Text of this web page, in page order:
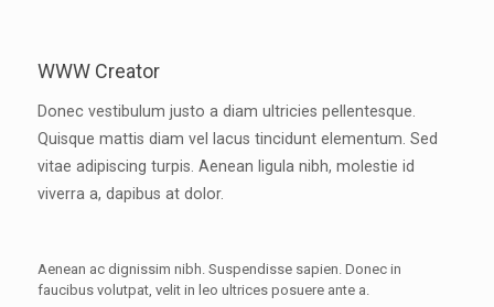
WWW Creator
Donec vestibulum justo a diam ultricies pellentesque.
Quisque mattis diam vel lacus tincidunt elementum. Sed
vitae adipiscing turpis. Aenean ligula nibh, molestie id
viverra a, dapibus at dolor.
Aenean ac dignissim nibh. Suspendisse sapien. Donec in
faucibus volutpat, velit in leo ultrices posuere ante a.